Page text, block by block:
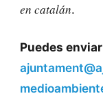
en catalán.
Puedes